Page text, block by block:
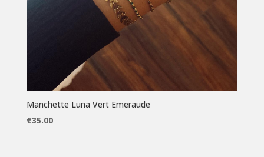
Manchette Luna Vert Emeraude
€35.00